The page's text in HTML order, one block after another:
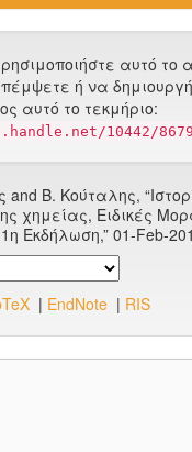
αυτό το
ή να
αυτό το τεκμήριο:
10442/8679
Β. Κούταλης,
χημείας, Ειδικές
Εκδήλωση,” 01-Feb-
| EndNote | RIS